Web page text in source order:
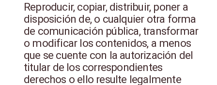
Reproducir, copiar, distribuir, poner a
disposición de, o cualquier otra forma
de comunicación pública, transformar
o modificar los contenidos, a menos
que se cuente con la autorización del
titular de los correspondientes
derechos o ello resulte legalmente